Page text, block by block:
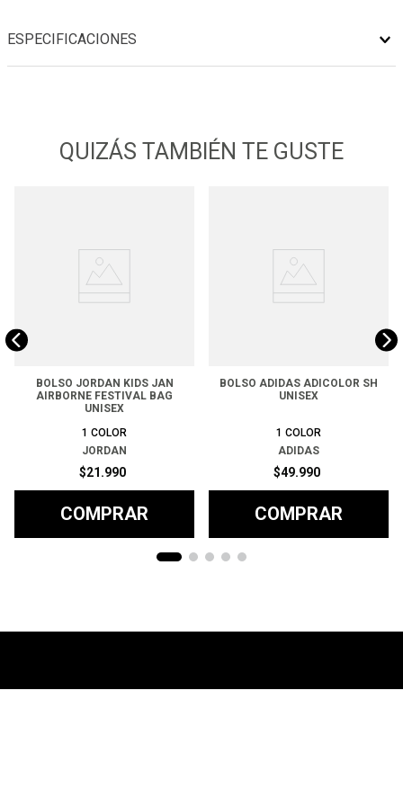
ESPECIFICACIONES
QUIZÁS TAMBIÉN TE GUSTE
BOLSO JORDAN KIDS JAN
AIRBORNE FESTIVAL BAG
UNISEX
1 COLOR
JORDAN
$21.990
COMPRAR
BOLSO ADIDAS ADICOLOR SH
UNISEX
1 COLOR
ADIDAS
$49.990
COMPRAR